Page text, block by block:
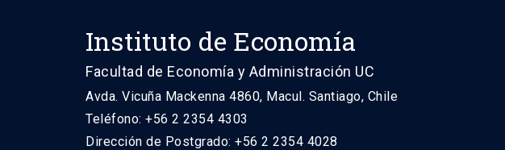
Instituto de Economía
Facultad de Economía y Administración UC
Avda. Vicuña Mackenna 4860, Macul. Santiago, Chile
Teléfono: +56 2 2354 4303
Dirección de Postgrado: +56 2 2354 4028